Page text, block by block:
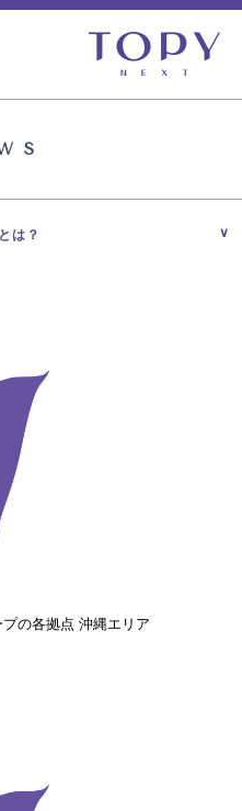
の各拠点 沖縄エリア